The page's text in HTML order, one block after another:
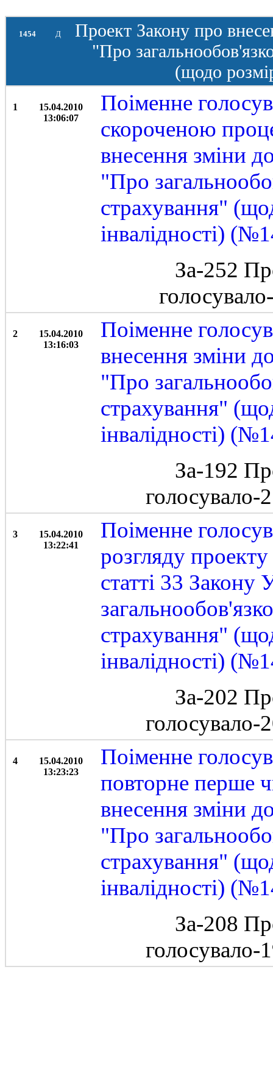
1454 Д
Проект Закону про
"Про
(щодо
1
15.04.2010
13:06:07
Поіменне
скороченою
внесення зміни
"Про
страхування"
інвалідності)
За-252
2
15.04.2010
13:16:03
Поіменне
внесення зміни
"Про
страхування"
інвалідності)
За-192
голосувало-
3
15.04.2010
13:22:41
Поіменне
розгляду
статті 33 Закону
страхування"
інвалідності)
За-202
голосувало-
4
15.04.2010
13:23:23
Поіменне
повторне перше
внесення зміни
"Про
страхування"
інвалідності)
За-208
голосувало-